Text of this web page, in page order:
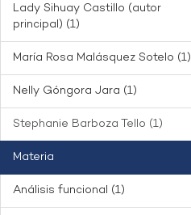
Lady Sihuay Castillo (autor
principal) (1)
María Rosa Malásquez Sotelo (1)
Nelly Góngora Jara (1)
Stephanie Barboza Tello (1)
Materia
Análisis funcional (1)